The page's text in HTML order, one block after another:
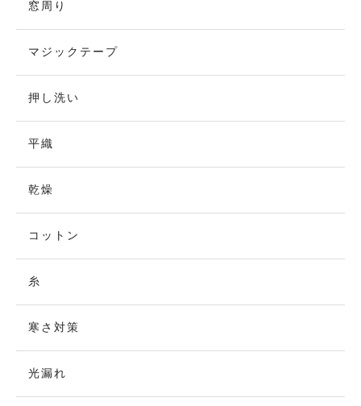
窓周り
マジックテープ
押し洗い
平織
乾燥
コットン
糸
寒さ対策
光漏れ